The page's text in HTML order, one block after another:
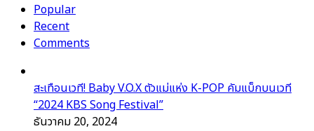
ต้อง
จับตา!
Popular
Recent
Comments
สะเทือนเวที! Baby V.O.X ตัวแม่แห่ง K-POP คัมแบ็กบนเวที
“2024 KBS Song Festival”
ธันวาคม 20, 2024